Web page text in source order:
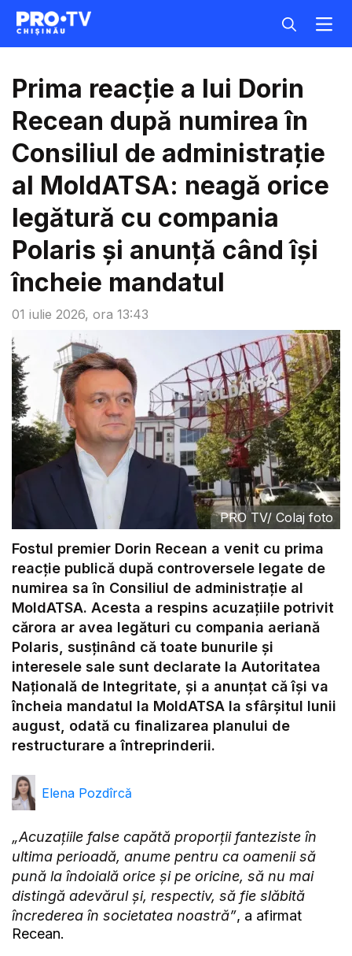
01 iulie 2026, ora 13:43
Prima reacție a lui Dorin
Recean după numirea în
Consiliul de administrație
al MoldATSA: neagă orice
legătură cu compania
Polaris și anunță când își
încheie mandatul
PRO TV/ Colaj foto
Fostul premier Dorin Recean a venit cu prima
reacție publică după controversele legate de
numirea sa în Consiliul de administrație al
MoldATSA. Acesta a respins acuzațiile potrivit
cărora ar avea legături cu compania aeriană
Polaris, susținând că toate bunurile și
interesele sale sunt declarate la Autoritatea
Națională de Integritate, și a anunțat că își va
încheia mandatul la MoldATSA la sfârșitul lunii
august, odată cu finalizarea planului de
restructurare a întreprinderii.
Elena Pozdîrcă
„Acuzațiile false capătă proporții fanteziste în
ultima perioadă, anume pentru ca oamenii să
pună la îndoială orice și pe oricine, să nu mai
distingă adevărul și, respectiv, să fie slăbită
încrederea în societatea noastră”, a afirmat
Recean.